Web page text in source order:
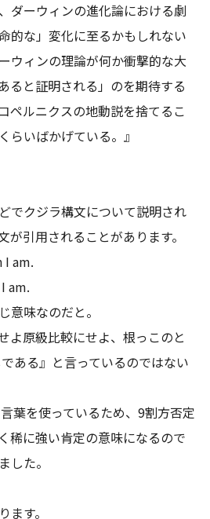
ダーウィンの進化論における劇
的な」変化に至るかもしれない
ウィンの理論が何か衝撃的な大
ると証明される」のを期待する
ペルニクスの地動説を捨てるこ
らいばかげている。』
でクジラ構文について説明され
が引用されることがあります。
I am.
am.
意味なのだと。
よ原級比較にせよ、根っこのと
ある』と言っているのではない
葉を使っているため、9割方否定
稀に強い肯定の意味になるので
した。
す。